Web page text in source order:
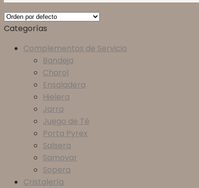
Categorías
Complementos de Servicio
Bandeja
Charol
Ensaladera
Hielera
Jarra
Juego de Té
Porta Pyrex
Salsera
Samovar
Sopera
Cristalería